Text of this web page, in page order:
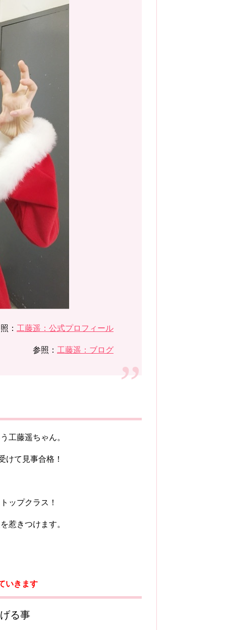
： 工藤遥：公式プロフィール
参照： 工藤遥：ブログ
工藤遥ちゃん。
けて見事合格！
ップクラス！
惹きつけます。
いきます
る事